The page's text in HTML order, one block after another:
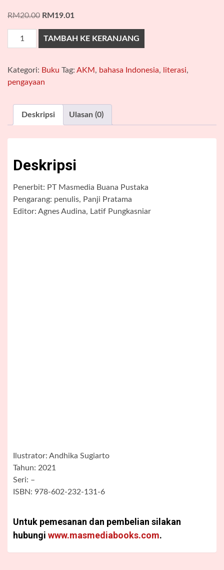
RM20.00 Harga
adalah:
RM 19.01
ini
Kuantitas
Tiga
Teks
Prosa
Pembelajaran
AKM
TAMBAH KE KERANJANG
Kategori: Buku Tag: AKM , bahasa Indonesia, literasi,
pengayaan
Deskripsi Ulasan (0)
Deskripsi
Penerbit: PT Masmedia Buana Pustaka
Pengarang: penulis, Panji Pratama
Editor: Agnes Audina, Latif Pungkasniar
Ilustrator: Andhika Sugiarto
Tahun: 2021
Seri: –
ISBN: 978-602-232-131-6
Untuk pemesanan dan pembelian silakan
hubungi www.masmediabooks.com.